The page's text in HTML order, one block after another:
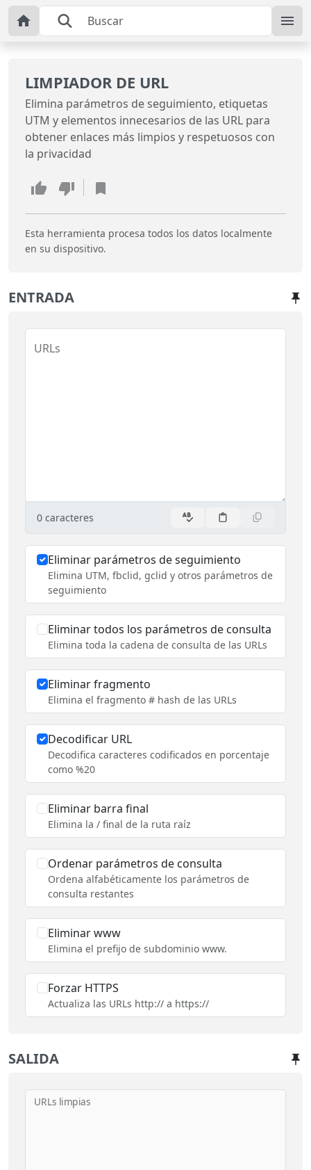
LIMPIADOR DE URL
Elimina parámetros de seguimiento, etiquetas
UTM y elementos innecesarios de las URL para
obtener enlaces más limpios y respetuosos con
la privacidad
Esta herramienta procesa todos los datos localmente
en su dispositivo.
ENTRADA
URLs
0 caracteres
Eliminar parámetros de seguimiento
Elimina UTM, fbclid, gclid y otros parámetros de
seguimiento
Eliminar todos los parámetros de consulta
Elimina toda la cadena de consulta de las URLs
Eliminar fragmento
Elimina el fragmento # hash de las URLs
Decodificar URL
Decodifica caracteres codificados en porcentaje
como %20
Eliminar barra final
Elimina la / final de la ruta raíz
Ordenar parámetros de consulta
Ordena alfabéticamente los parámetros de
consulta restantes
Eliminar www
Elimina el prefijo de subdominio www.
Forzar HTTPS
Actualiza las URLs http:// a https://
SALIDA
URLs limpias